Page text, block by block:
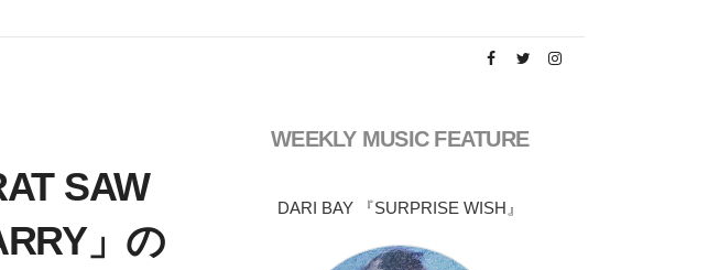
SAW
」の
WEEKLY MUSIC FEATURE
DARI BAY 『SURPRISE WISH』